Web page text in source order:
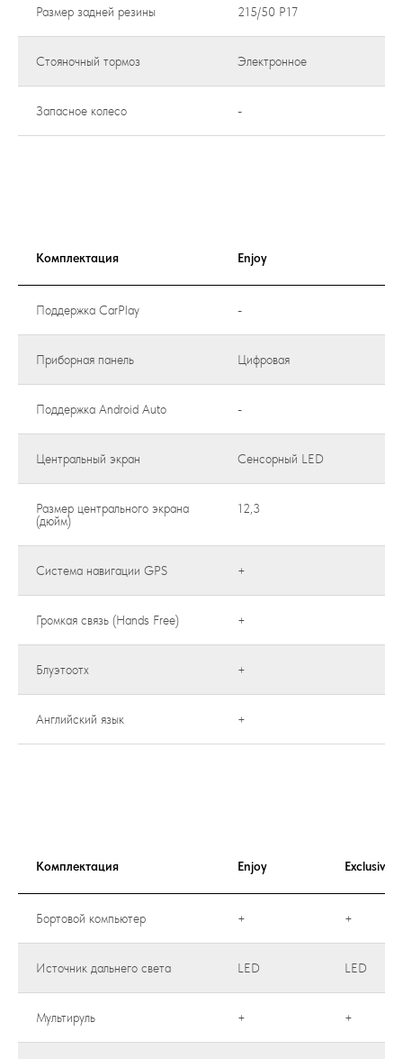
Размер задней резины 215/50 Р17
Стояночный тормоз Электронное
Запасное колесо -
Комплектация Enjoy
Поддержка CarPlay -
Приборная панель Цифровая
Поддержка Android Auto -
Центральный экран Сенсорный LED
Размер центрального экрана
(дюйм)
12,3
Система навигации GPS +
Громкая связь (Hands Free) +
Блуэтоотх +
Английский язык +
Комплектация Enjoy Exclusive
Бортовой компьютер + +
Источник дальнего света LED LED
Мультируль + +